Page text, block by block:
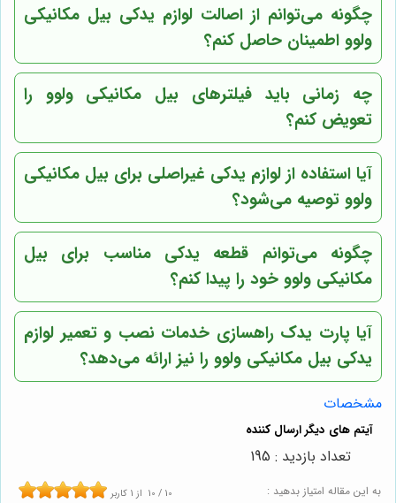
چگونه می‌توانم از اصالت لوازم یدکی بیل مکانیکی
ولوو اطمینان حاصل کنم؟
چه زمانی باید فیلترهای بیل مکانیکی ولوو را
تعویض کنم؟
آیا استفاده از لوازم یدکی غیراصلی برای بیل مکانیکی
ولوو توصیه می‌شود؟
چگونه می‌توانم قطعه یدکی مناسب برای بیل
مکانیکی ولوو خود را پیدا کنم؟
آیا پارت یدک راهسازی خدمات نصب و تعمیر لوازم
یدکی بیل مکانیکی ولوو را نیز ارائه می‌دهد؟
مشخصات
به این مقاله امتیاز بدهید : 10 / 10 از 1 کاربر
تعداد بازدید : 195